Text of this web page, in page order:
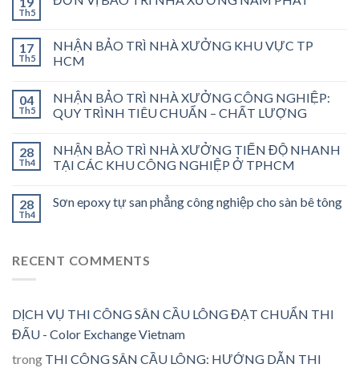
Th5
17
Th5
NHẬN BẢO TRÌ NHÀ XƯỞNG KHU VỰC TP
HCM
04
Th5
NHẬN BẢO TRÌ NHÀ XƯỞNG CÔNG NGHIỆP:
QUY TRÌNH TIÊU CHUẨN – CHẤT LƯỢNG
28
Th4
NHẬN BẢO TRÌ NHÀ XƯỞNG TIẾN ĐỘ NHANH
TẠI CÁC KHU CÔNG NGHIỆP Ở TPHCM
28
Th4
Sơn epoxy tự san phẳng công nghiệp cho sàn bê tông
RECENT COMMENTS
DỊCH VỤ THI CÔNG SÂN CẦU LÔNG ĐẠT CHUẨN THI
ĐẤU - Color Exchange Vietnam
trong THI CÔNG SÂN CẦU LÔNG: HƯỚNG DẪN THI